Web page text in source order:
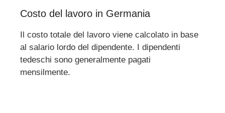
Costo del lavoro in Germania
Il costo totale del lavoro viene calcolato in base
al salario lordo del dipendente. I dipendenti
tedeschi sono generalmente pagati
mensilmente.